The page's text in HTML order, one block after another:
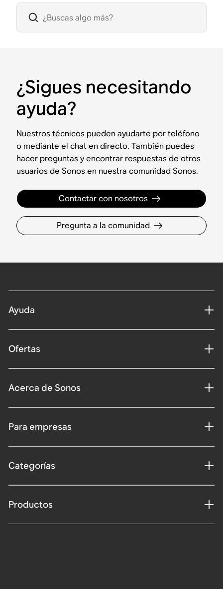
¿Sigues necesitando
ayuda?
Nuestros técnicos pueden ayudarte por teléfono
o mediante el chat en directo. También puedes
hacer preguntas y encontrar respuestas de otros
usuarios de Sonos en nuestra comunidad Sonos.
Contactar con nosotros
Pregunta a la comunidad
Ayuda
Ofertas
Acerca de Sonos
Para empresas
Categorías
Productos